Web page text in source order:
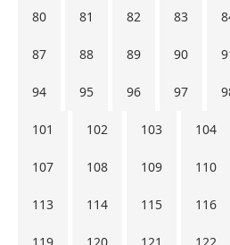
80 81 82 83
87 88 89 90
94 95 96 97
101 102 103 104
107 108 109 110
113 114 115 116